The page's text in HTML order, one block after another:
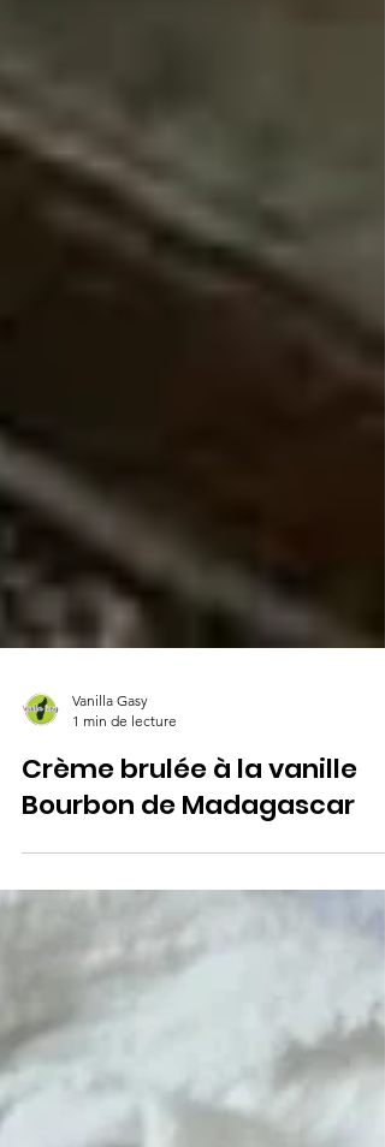
1 min de lecture
Crème brulée à la vanille
Bourbon de Madagascar